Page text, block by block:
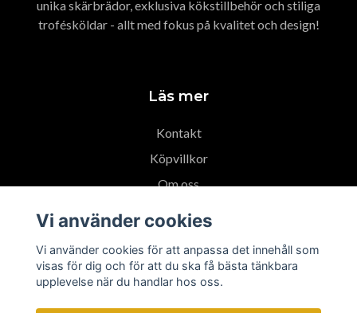
unika skärbrädor, exklusiva kökstillbehör och stiliga
trofésköldar - allt med fokus på kvalitet och design!
Läs mer
Kontakt
Köpvillkor
Om oss
Vi använder cookies
Vi använder cookies för att anpassa det innehåll som
visas för dig och för att du ska få bästa tänkbara
upplevelse när du handlar hos oss.